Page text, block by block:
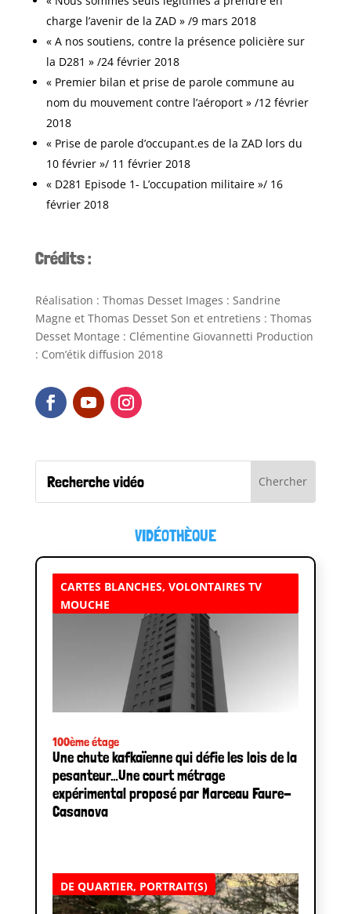
charge l’avenir de la ZAD » /9 mars 2018
« A nos soutiens, contre la présence policière sur
la D281 » /24 février 2018
« Premier bilan et prise de parole commune au
nom du mouvement contre l’aéroport » /12 février
2018
« Prise de parole d’occupant.es de la ZAD lors du
10 février »/ 11 février 2018
« D281 Episode 1- L’occupation militaire »/ 16
février 2018
Crédits :
Réalisation : Thomas Desset Images : Sandrine
Magne et Thomas Desset Son et entretiens : Thomas
Desset Montage : Clémentine Giovannetti Production
: Com’étik diffusion 2018
VIDÉOTHÈQUE
100ème étage
CARTES BLANCHES, VOLONTAIRES TV
MOUCHE
Une chute kafkaïenne qui défie les lois de la
pesanteur…Une court métrage
expérimental proposé par Marceau Faure-
Casanova
DE QUARTIER, PORTRAIT(S)